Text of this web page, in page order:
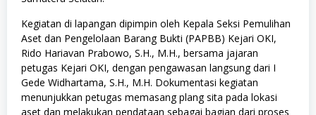
Kegiatan di lapangan dipimpin oleh Kepala Seksi Pemulihan
Aset dan Pengelolaan Barang Bukti (PAPBB) Kejari OKI,
Rido Hariavan Prabowo, S.H., M.H., bersama jajaran
petugas Kejari OKI, dengan pengawasan langsung dari I
Gede Widhartama, S.H., M.H. Dokumentasi kegiatan
menunjukkan petugas memasang plang sita pada lokasi
aset dan melakukan pendataan sebagai bagian dari proses